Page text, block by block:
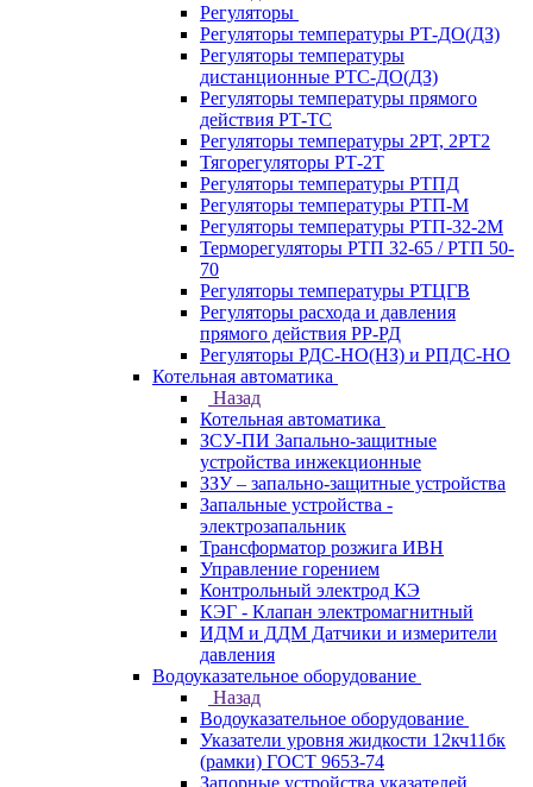
Регуляторы
Регуляторы температуры РТ-ДО(ДЗ)
Регуляторы температуры
дистанционные РТС-ДО(ДЗ)
Регуляторы температуры прямого
действия РТ-ТС
Регуляторы температуры 2РТ, 2РT2
Тягорегуляторы РТ-2Т
Регуляторы температуры РТПД
Регуляторы температуры РТП-M
Регуляторы температуры РТП-32-2М
Терморегуляторы РТП 32-65 / РТП 50-
70
Регуляторы температуры РТЦГВ
Регуляторы расхода и давления
прямого действия РР-РД
Регуляторы РДС-НО(НЗ) и РПДС-НО
Котельная автоматика
Назад
Котельная автоматика
ЗСУ-ПИ Запально-защитные
устройства инжекционные
ЗЗУ – запально-защитные устройства
Запальные устройства -
электрозапальник
Трансформатор розжига ИВН
Управление горением
Контрольный электрод КЭ
КЭГ - Клапан электромагнитный
ИДМ и ДДМ Датчики и измерители
давления
Водоуказательное оборудование
Назад
Водоуказательное оборудование
Указатели уровня жидкости 12кч11бк
(рамки) ГОСТ 9653-74
Запорные устройства указателей